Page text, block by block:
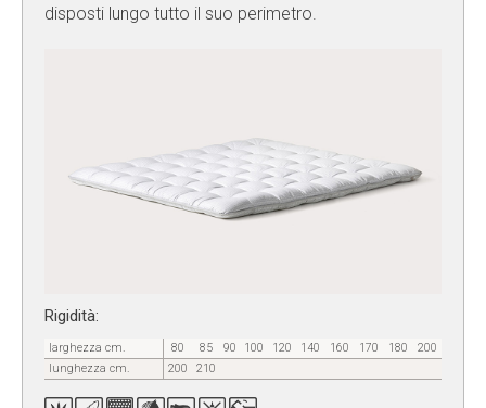
disposti lungo tutto il suo perimetro.
Rigidità:
larghezza cm. 80 85 90 100 120 140 160 170 180
200
lunghezza cm.
200 210